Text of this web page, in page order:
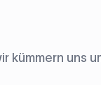
kümmern uns